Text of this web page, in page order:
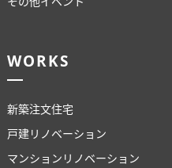
WORKS
新築注文住宅
戸建リノベーション
マンションリノベーション